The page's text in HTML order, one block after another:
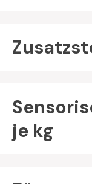
je kg